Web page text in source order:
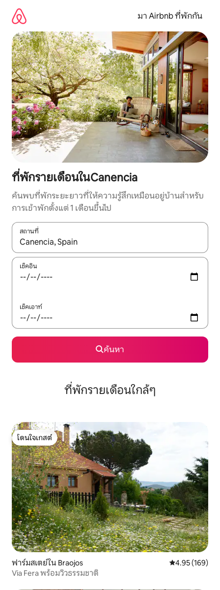
เนื้อหา
มา Airbnb ที่พักกัน
ที่พักรายเดือนในCanencia
ค้นพบที่พักระยะยาวที่ให้ความรู้สึกเหมือนอยู่บ้านสำหรับ
การเข้าพักตั้งแต่ 1 เดือนขึ้นไป
สถานที่
ใช้ลูกศรขึ้นลง หรือใช้การสัมผัสหรือปัด เพื่อสำรวจผลการค้นหา
เช็คอิน
เช็คเอาท์
ค้นหา
ที่พักรายเดือนใกล้ๆ
โดนใจเกสต์
โดนใจเกสต์
ฟาร์มสเตย์ใน Braojos คะแนนเฉลี่ย
4.95 (169)
Via Fera พร้อมวิวธรรมชาติ